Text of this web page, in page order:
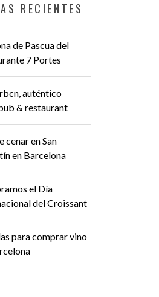
RECIENTES
de Pascua del
7 Portes
auténtico
& restaurant
cenar en San
en Barcelona
el Día
del Croissant
para comprar vino